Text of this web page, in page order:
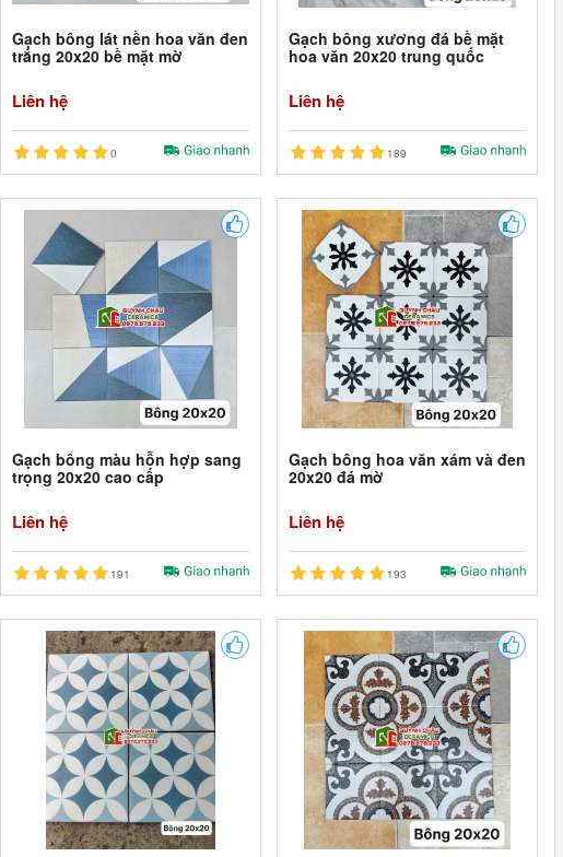
Gạch bông lát nền hoa văn đen
trắng 20x20 bề mặt mờ
Liên hệ
0
Gạch bông xương đá bề mặt
hoa văn 20x20 trung quốc
Liên hệ
189
Gạch bông màu hỗn hợp sang
trọng 20x20 cao cấp
Liên hệ
191
Gạch bông hoa văn xám và đen
20x20 đá mờ
Liên hệ
193